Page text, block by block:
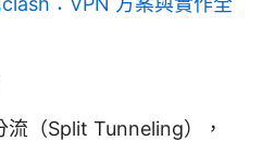
（Split Tunneling），